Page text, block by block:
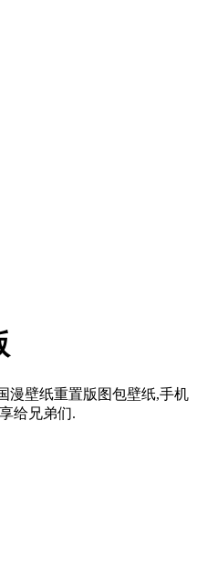
漫壁纸重置版图包壁纸,手机
给兄弟们.